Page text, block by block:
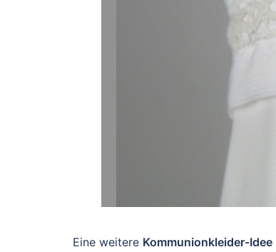
Eine weitere Kommunionkleider-Idee